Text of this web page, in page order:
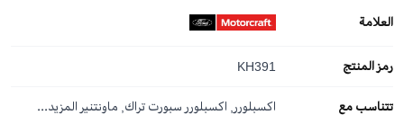
العلامة
رمز المنتج KH391
تتناسب مع اكسبلورر, اكسبلورر سبورت تراك, ماونتنير المزيد...